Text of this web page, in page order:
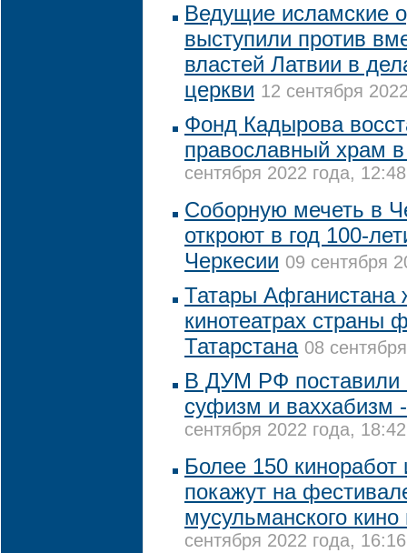
Ведущие исламские
выступили против
властей Латвии в
церкви 12 сентября
Фонд Кадырова
православный храм
сентября 2022 года, 12:48
Соборную мечеть в
откроют в год 100-
Черкесии 09 сентября
Татары Афганистана
кинотеатрах страны
Татарстана 08
В ДУМ РФ поставили
суфизм и ваххабизм -
сентября 2022 года, 18:42
Более 150 киноработ
покажут на
мусульманского кино
сентября 2022 года, 16:16